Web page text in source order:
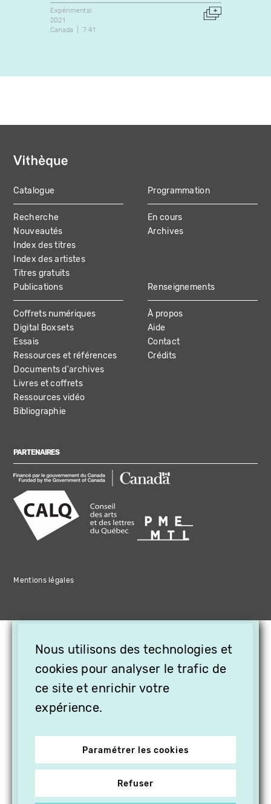
Expérimental
2021
Canada
7:41
MAIN
NAVIGATION
Catalogue
Recherche
Nouveautés
Index des titres
Index des artistes
Titres gratuits
Programmation
En cours
Archives
Publications
Coffrets numériques
Digital Boxsets
Essais
Ressources et références
Documents d'archives
Livres et coffrets
Ressources vidéo
Bibliographie
Renseignements
À propos
Aide
Contact
Crédits
PARTENAIRES
Mentions légales
Nous utilisons des technologies et
cookies pour analyser le trafic de
ce site et enrichir votre
expérience.
Paramétrer les cookies
Refuser
OFFREZ LA VIDÉO EN
CADEAU, ABONNEZ VOS
PROCHES À VITHÈQUE !